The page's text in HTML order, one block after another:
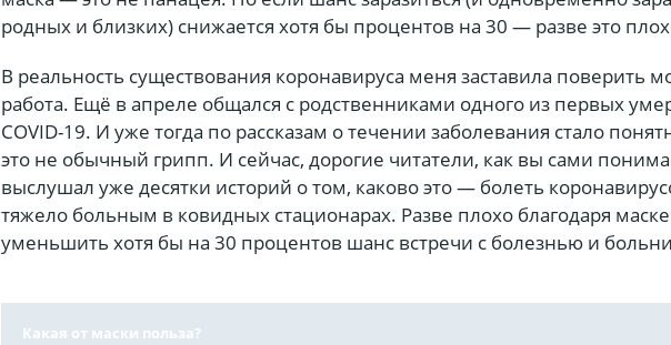
родных и близких) снижается хотя бы процентов на 30 — разве это
В реальность существования коронавируса меня заставила поверить
работа. Ещё в апреле общался с родственниками одного из первых
COVID-19. И уже тогда по рассказам о течении заболевания стало
это не обычный грипп. И сейчас, дорогие читатели, как вы сами
выслушал уже десятки историй о том, каково это — болеть
тяжело больным в ковидных стационарах. Разве плохо благодаря маске
уменьшить хотя бы на 30 процентов шанс встречи с болезнью и
Какая от маски польза?